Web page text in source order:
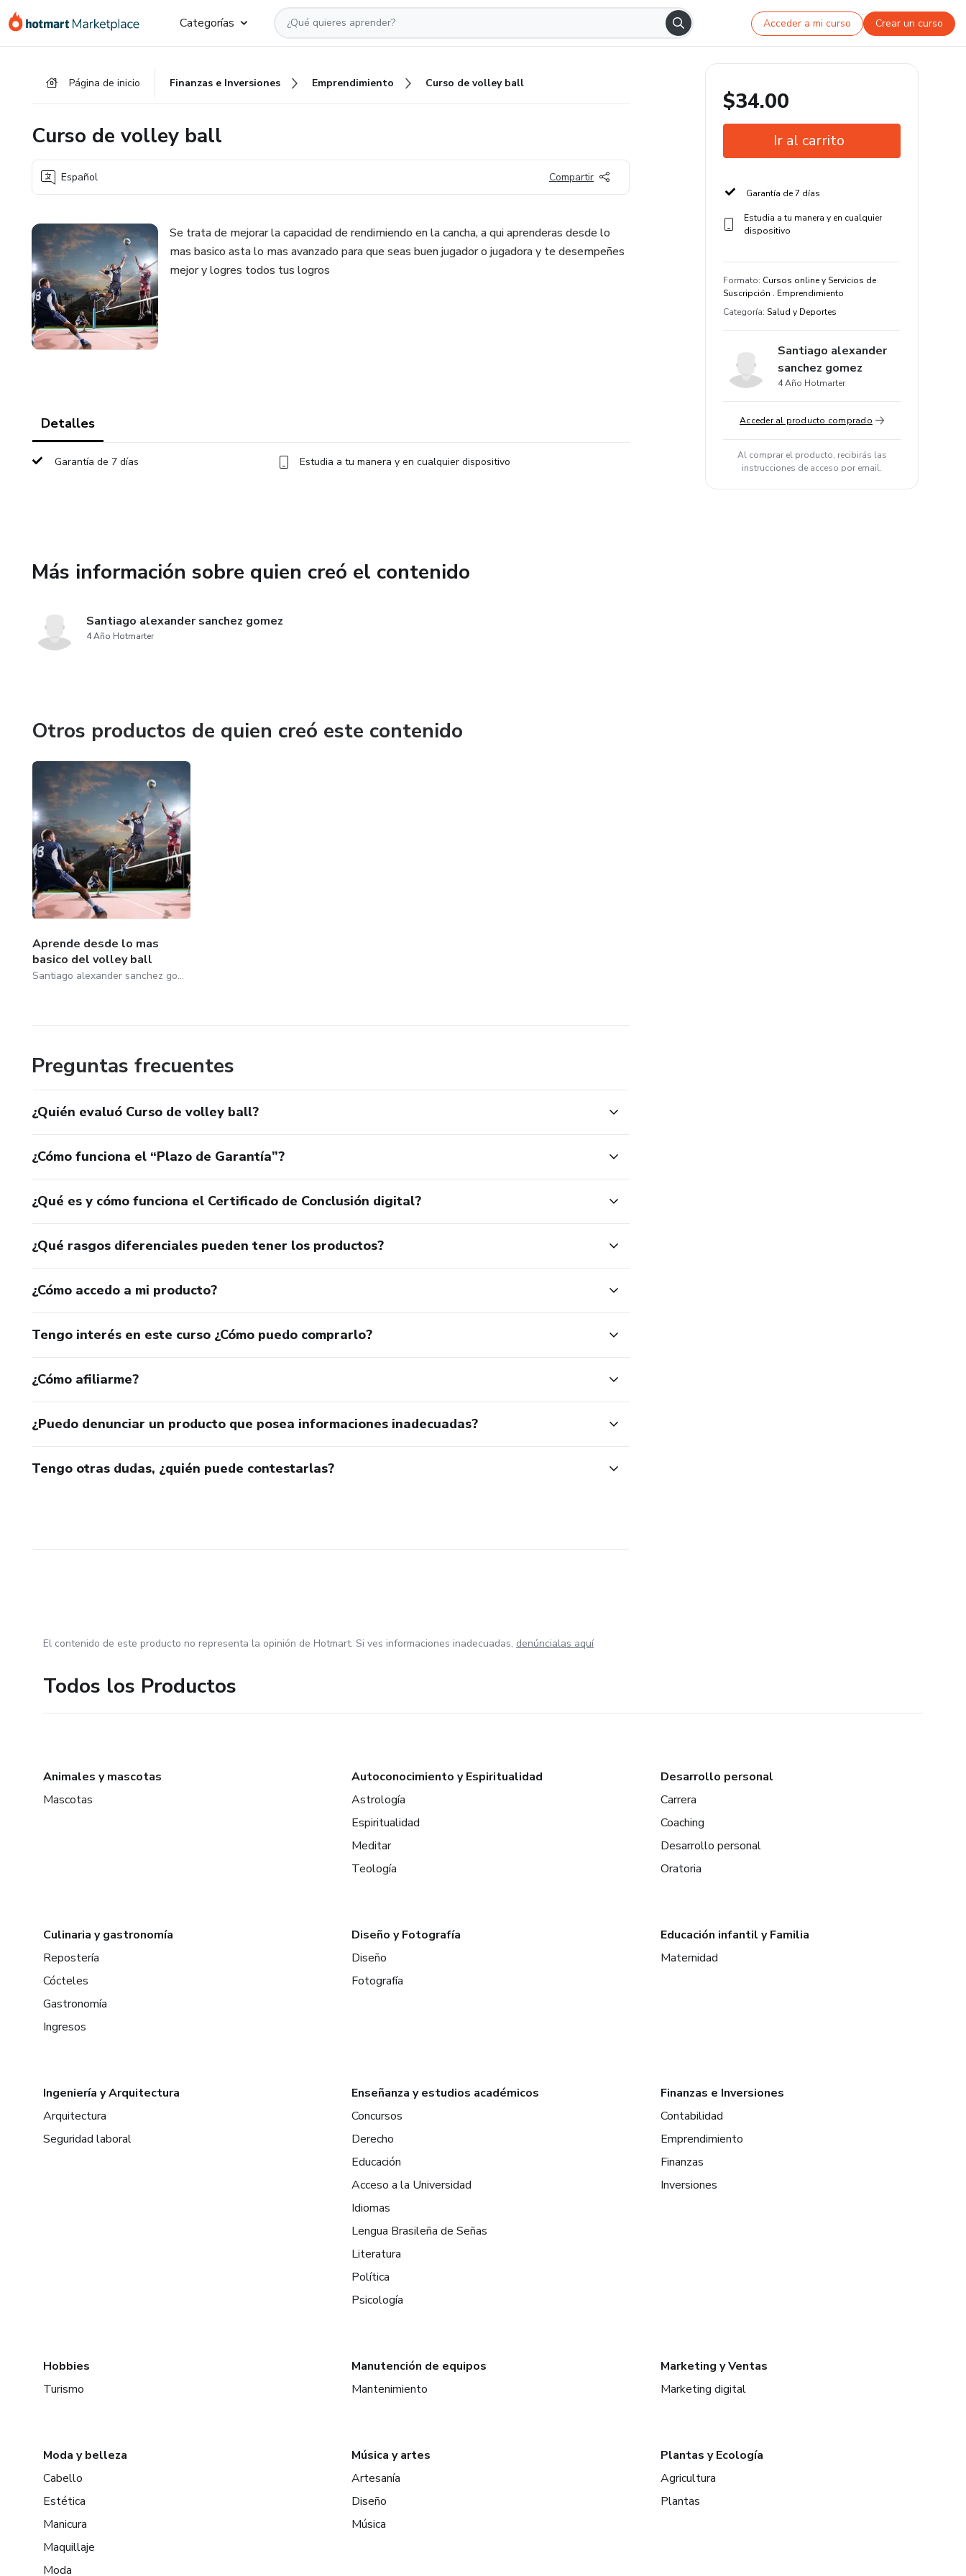
Categorías Acceder a mi curso Crear un curso
Página de inicio Finanzas e Inversiones Emprendimiento Curso de volley ball
Curso de volley ball
Español Compartir
Se trata de mejorar la capacidad de rendimiendo en la cancha, a qui aprenderas desde lo
mas basico asta lo mas avanzado para que seas buen jugador o jugadora y te desempeñes
mejor y logres todos tus logros
Detalles
Garantía de 7 días Estudia a tu manera y en cualquier dispositivo
Más información sobre quien creó el contenido
Santiago alexander sanchez gomez
4 Año Hotmarter
Otros productos de quien creó este contenido
Aprende desde lo mas
basico del volley ball
Santiago alexander sanchez gomez
Preguntas frecuentes
¿Quién evaluó Curso de volley ball?
¿Cómo funciona el “Plazo de Garantía”?
¿Qué es y cómo funciona el Certificado de Conclusión digital?
¿Qué rasgos diferenciales pueden tener los productos?
¿Cómo accedo a mi producto?
Tengo interés en este curso ¿Cómo puedo comprarlo?
¿Cómo afiliarme?
¿Puedo denunciar un producto que posea informaciones inadecuadas?
Tengo otras dudas, ¿quién puede contestarlas?
$34.00
Ir al carrito
Garantía de 7 días
Estudia a tu manera y en cualquier
dispositivo
Formato: Cursos online y Servicios de
Suscripción . Emprendimiento
Categoría: Salud y Deportes
Santiago alexander
sanchez gomez
4 Año Hotmarter
Acceder al producto comprado
Al comprar el producto, recibirás las
instrucciones de acceso por email.
El contenido de este producto no representa la opinión de Hotmart. Si ves informaciones inadecuadas, denúncialas aquí
Todos los Productos
Animales y mascotas
Mascotas
Autoconocimiento y Espiritualidad
Astrología
Espiritualidad
Meditar
Teología
Desarrollo personal
Carrera
Coaching
Desarrollo personal
Oratoria
Culinaria y gastronomía
Repostería
Cócteles
Gastronomía
Ingresos
Diseño y Fotografía
Diseño
Fotografía
Educación infantil y Familia
Maternidad
Ingeniería y Arquitectura
Arquitectura
Seguridad laboral
Enseñanza y estudios académicos
Concursos
Derecho
Educación
Acceso a la Universidad
Idiomas
Lengua Brasileña de Señas
Literatura
Política
Psicología
Finanzas e Inversiones
Contabilidad
Emprendimiento
Finanzas
Inversiones
Hobbies
Turismo
Manutención de equipos
Mantenimiento
Marketing y Ventas
Marketing digital
Moda y belleza
Cabello
Estética
Manicura
Maquillaje
Moda
Música y artes
Artesanía
Diseño
Música
Plantas y Ecología
Agricultura
Plantas